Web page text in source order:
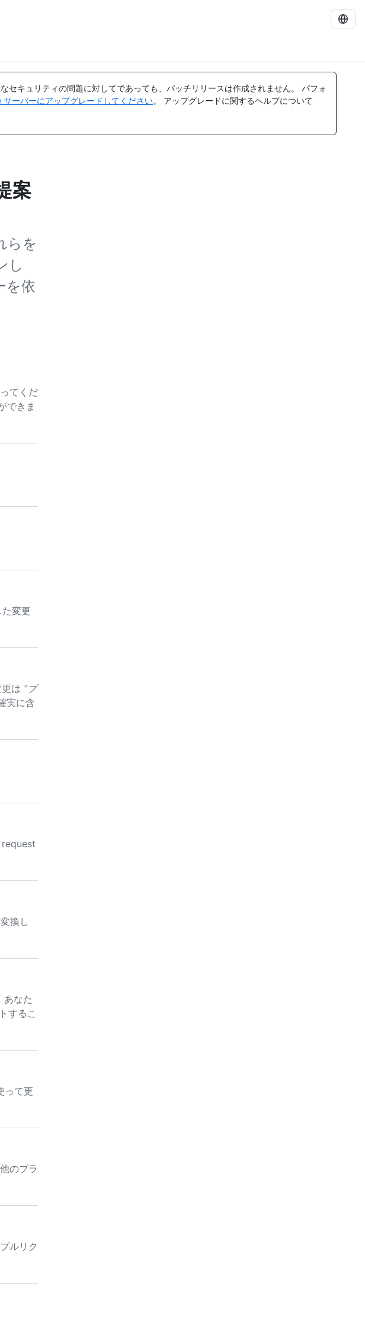
セキュリティの問題に対してであっても、パッチリリースは作成されません。 パフォ
ーバーにアップグレードしてください。 アップグレードに関するヘルプについて
案
らを
し
を依
てくだ
できま
変更
は "ブ
実に含
request
換し
あなた
するこ
って更
のブラ
ルリク